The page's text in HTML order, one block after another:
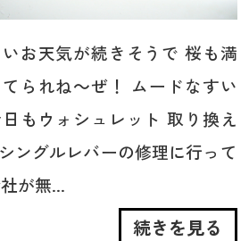
お天気が続きそうで 桜も満
られね～ぜ！ ムードなすい
もウォシュレット 取り換え
ングルレバーの修理に行って
が無...
続きを見る